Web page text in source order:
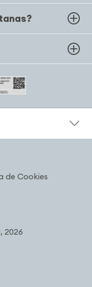
de Cookies
2026